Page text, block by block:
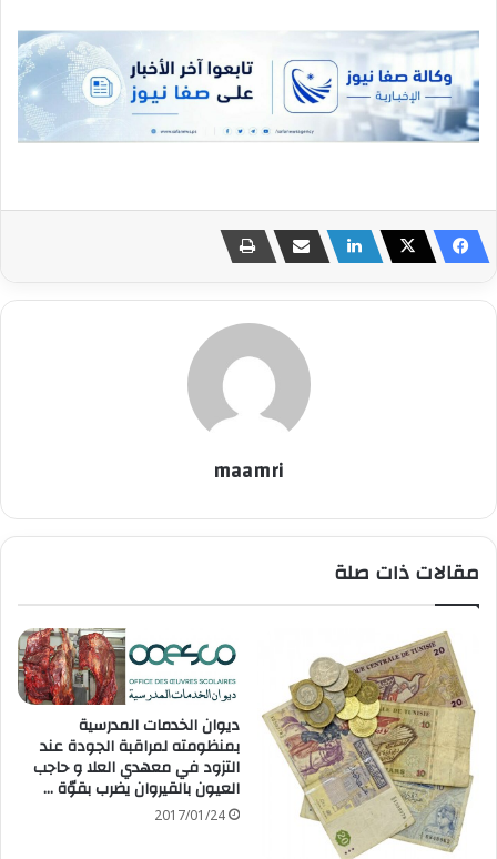
maamri
مقالات ذات صلة
ديوان الخدمات المدرسية
بمنظومته لمراقبة الجودة عند
التزود في معهدي العلا و حاجب
العيون بالقيروان يضرب بقوّة …
2017/01/24